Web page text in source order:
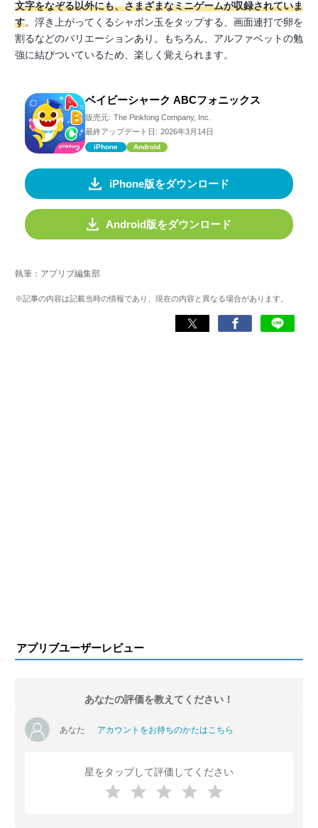
文字をなぞる以外にも、さまざまなミニゲームが収録されていま
す。浮き上がってくるシャボン玉をタップする、画面連打で卵を
割るなどのバリエーションあり。もちろん、アルファベットの勉
強に結びついているため、楽しく覚えられます。
ベイビーシャーク ABCフォニックス
販売元: The Pinkfong Company, Inc.
最終アップデート日: 2026年3月14日
iPhone Android
iPhone版をダウンロード
Android版をダウンロード
執筆：アプリブ編集部
※記事の内容は記載当時の情報であり、現在の内容と異なる場合があります。
アプリブユーザーレビュー
あなたの評価を教えてください！
あなた アカウントをお持ちのかたはこちら
星をタップして評価してください